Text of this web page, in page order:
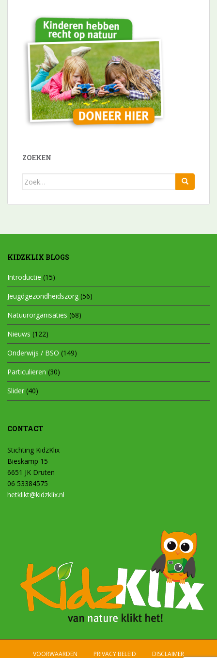
ZOEKEN
Zoek
KIDZKLIX BLOGS
Introductie (15)
Jeugdgezondheidszorg (56)
Natuurorganisaties (68)
Nieuws (122)
Onderwijs / BSO (149)
Particulieren (30)
Slider (40)
CONTACT
Stichting KidzKlix
Bieskamp 15
6651 JK Druten
06 53384575
hetklikt@kidzklix.nl
VOORWAARDEN PRIVACY BELEID DISCLAIMER